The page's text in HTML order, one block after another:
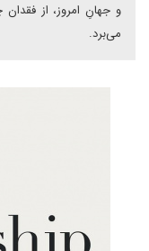
و جهانِ امروز، از
می‌برد.